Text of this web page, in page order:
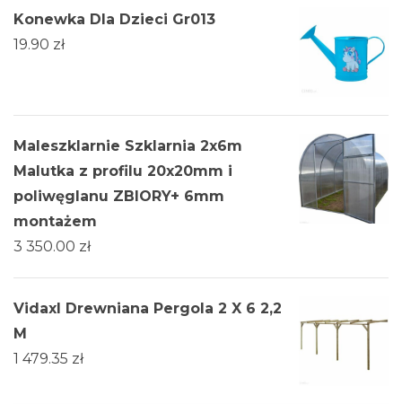
Konewka Dla Dzieci Gr013
19.90 zł
Maleszklarnie Szklarnia 2x6m
Malutka z profilu 20x20mm i
poliwęglanu ZBIORY+ 6mm
montażem
3 350.00 zł
Vidaxl Drewniana Pergola 2 X 6 2,2
M
1 479.35 zł